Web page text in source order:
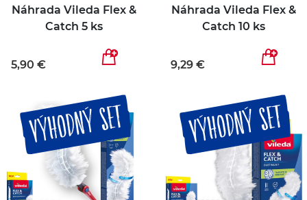
Náhrada Vileda Flex &
Catch 5 ks
5,90 €
Náhrada Vileda Flex &
Catch 10 ks
9,29 €
VÝHODNÝ SET VÝHODNÝ SET